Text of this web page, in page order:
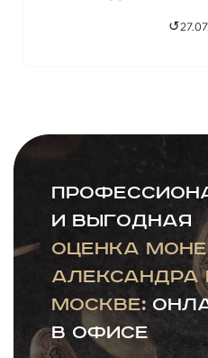
↺
и выгодная
оценка
Александра
Москве:
в офисе